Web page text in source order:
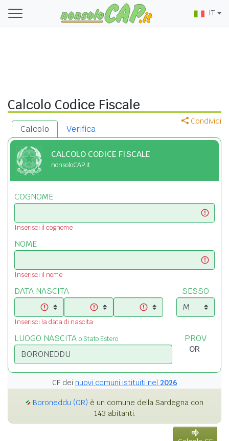
IT
Calcolo Codice Fiscale
Condividi
Calcolo Verifica
CALCOLO CODICE FISCALE
nonsoloCAP.it
COGNOME
Inserisci il cognome
NOME
Inserisci il nome
DATA NASCITA
Inserisci la data di nascita
SESSO
LUOGO NASCITA o Stato Estero PROV
CF dei nuovi comuni istituiti nel 2026
Boroneddu (OR) è un comune della Sardegna con
143 abitanti.